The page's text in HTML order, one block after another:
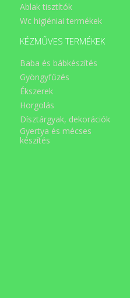
Ablak tisztítók
Wc higiéniai termékek
KÉZMŰVES TERMÉKEK
Baba és bábkészítés
Gyöngyfűzés
Ékszerek
Horgolás
Dísztárgyak, dekorációk
Gyertya és mécses
készítés